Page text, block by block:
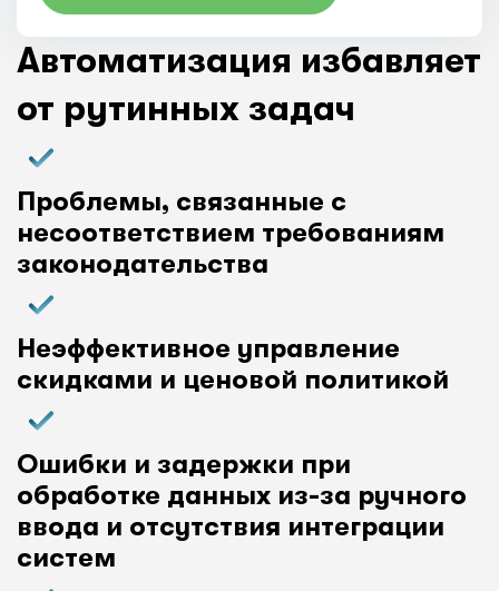
Автоматизация избавляет
от рутинных задач
Проблемы, связанные с
несоответствием требованиям
законодательства
Неэффективное управление
скидками и ценовой политикой
Ошибки и задержки при
обработке данных из-за ручного
ввода и отсутствия интеграции
систем